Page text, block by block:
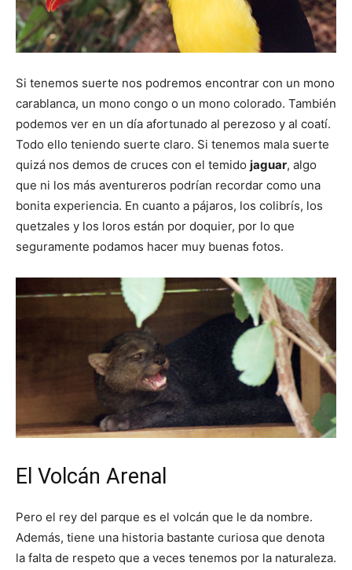
Si tenemos suerte nos podremos encontrar con un mono
carablanca, un mono congo o un mono colorado. También
podemos ver en un día afortunado al perezoso y al coatí.
Todo ello teniendo suerte claro. Si tenemos mala suerte
quizá nos demos de cruces con el temido jaguar, algo
que ni los más aventureros podrían recordar como una
bonita experiencia. En cuanto a pájaros, los colibrís, los
quetzales y los loros están por doquier, por lo que
seguramente podamos hacer muy buenas fotos.
El Volcán Arenal
Pero el rey del parque es el volcán que le da nombre.
Además, tiene una historia bastante curiosa que denota
la falta de respeto que a veces tenemos por la naturaleza.